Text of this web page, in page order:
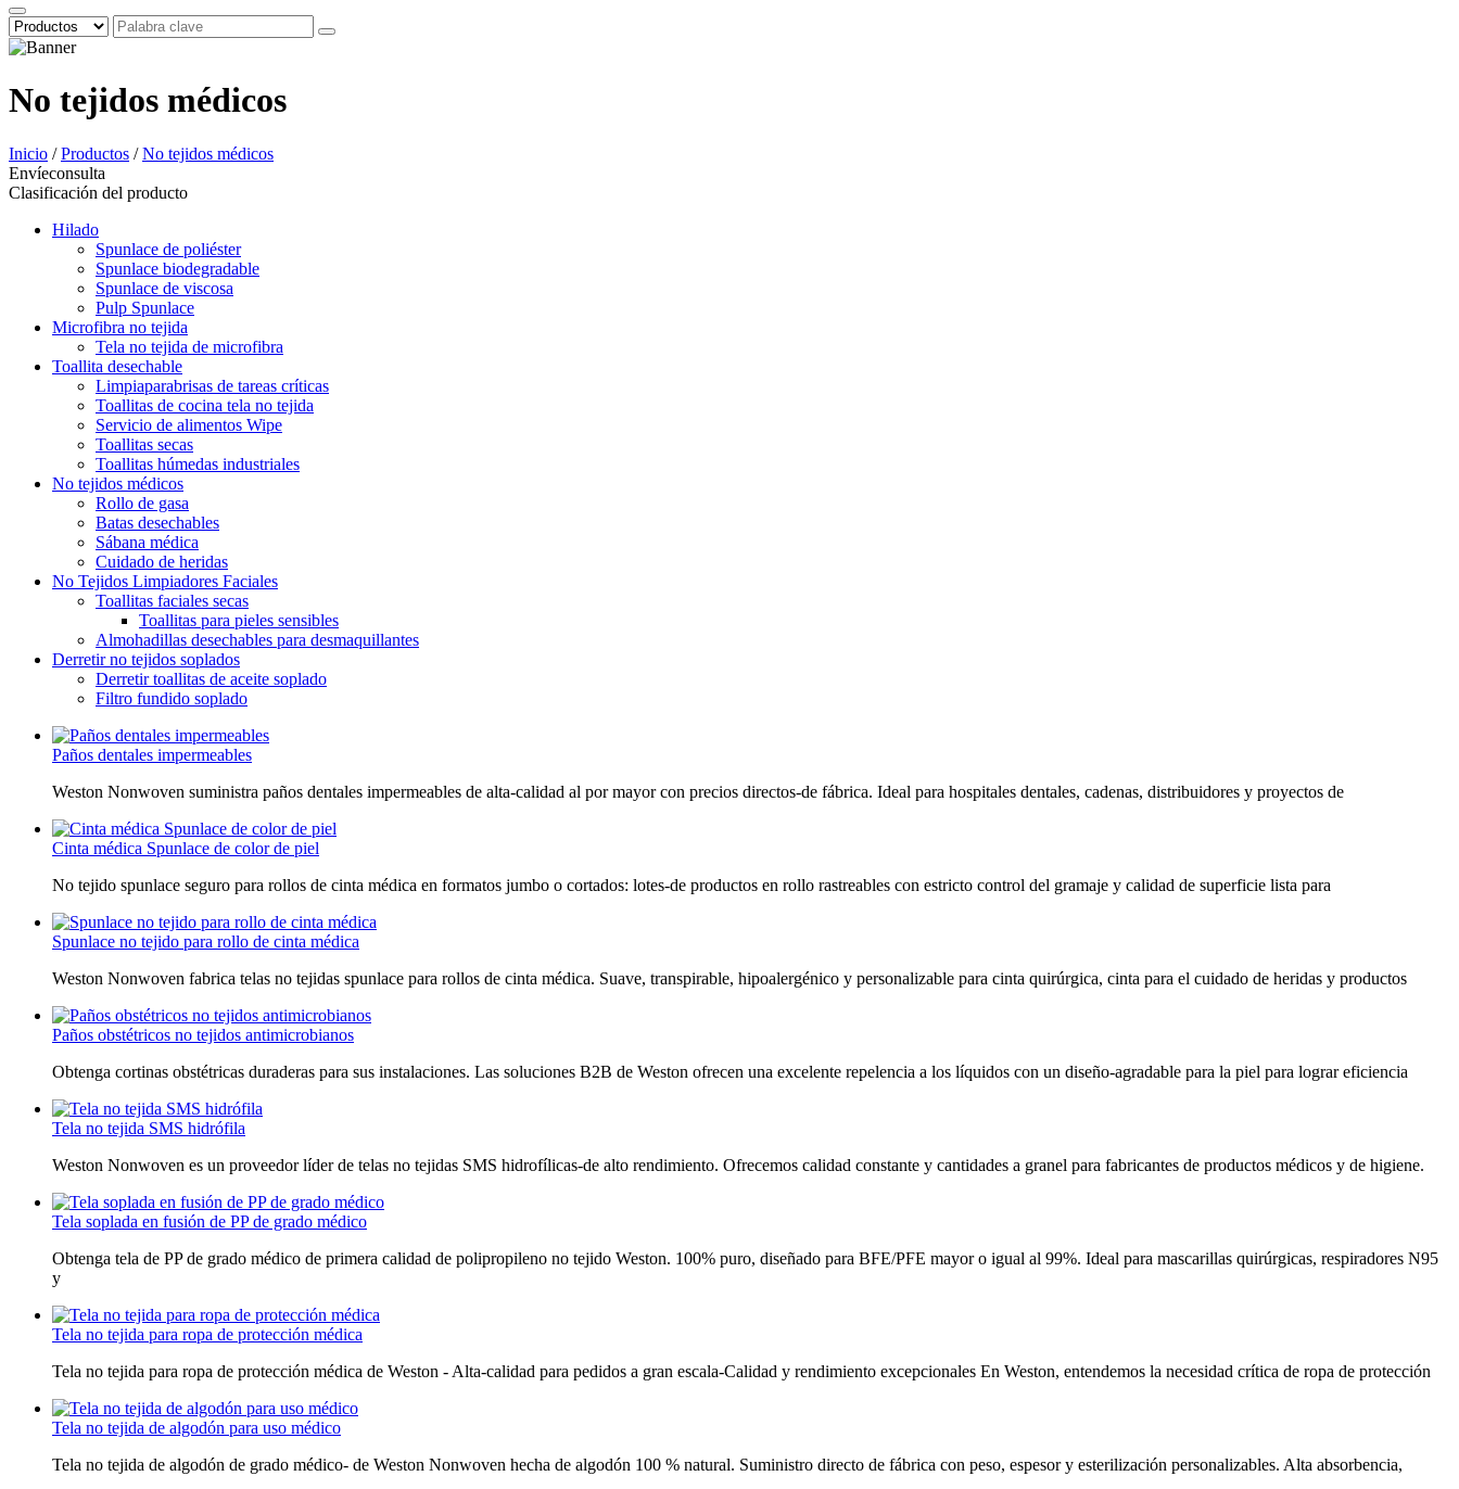
No tejidos médicos
Inicio /Productos /No tejidos médicos
Envíeconsulta
Clasificación del producto
Hilado
Spunlace de poliéster
Spunlace biodegradable
Spunlace de viscosa
Pulp Spunlace
Microfibra no tejida
Tela no tejida de microfibra
Toallita desechable
Limpiaparabrisas de tareas críticas
Toallitas de cocina tela no tejida
Servicio de alimentos Wipe
Toallitas secas
Toallitas húmedas industriales
No tejidos médicos
Rollo de gasa
Batas desechables
Sábana médica
Cuidado de heridas
No Tejidos Limpiadores Faciales
Toallitas faciales secas
Toallitas para pieles sensibles
Almohadillas desechables para desmaquillantes
Derretir no tejidos soplados
Derretir toallitas de aceite soplado
Filtro fundido soplado
Paños dentales impermeables
Weston Nonwoven suministra paños dentales impermeables de alta-calidad al por mayor con precios directos-de fábrica. Ideal para hospitales dentales, cadenas, distribuidores y proyectos de
Cinta médica Spunlace de color de piel
No tejido spunlace seguro para rollos de cinta médica en formatos jumbo o cortados: lotes-de productos en rollo rastreables con estricto control del gramaje y calidad de superficie lista para
Spunlace no tejido para rollo de cinta médica
Weston Nonwoven fabrica telas no tejidas spunlace para rollos de cinta médica. Suave, transpirable, hipoalergénico y personalizable para cinta quirúrgica, cinta para el cuidado de heridas y productos
Paños obstétricos no tejidos antimicrobianos
Obtenga cortinas obstétricas duraderas para sus instalaciones. Las soluciones B2B de Weston ofrecen una excelente repelencia a los líquidos con un diseño-agradable para la piel para lograr eficiencia
Tela no tejida SMS hidrófila
Weston Nonwoven es un proveedor líder de telas no tejidas SMS hidrofílicas-de alto rendimiento. Ofrecemos calidad constante y cantidades a granel para fabricantes de productos médicos y de higiene.
Tela soplada en fusión de PP de grado médico
Obtenga tela de PP de grado médico de primera calidad de polipropileno no tejido Weston. 100% puro, diseñado para BFE/PFE mayor o igual al 99%. Ideal para mascarillas quirúrgicas, respiradores N95
y
Tela no tejida para ropa de protección médica
Tela no tejida para ropa de protección médica de Weston - Alta-calidad para pedidos a gran escala-Calidad y rendimiento excepcionales En Weston, entendemos la necesidad crítica de ropa de protección
Tela no tejida de algodón para uso médico
Tela no tejida de algodón de grado médico- de Weston Nonwoven hecha de algodón 100 % natural. Suministro directo de fábrica con peso, espesor y esterilización personalizables. Alta absorbencia,